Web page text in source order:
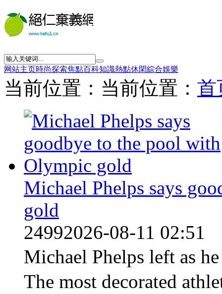
网站主页時尚探索焦點百科知識熱點休閑綜合娛樂
当前位置：当前位置： 首
Michael Phelps says
gold
24992026-08-11 02:51
Michael Phelps left
The most decorated